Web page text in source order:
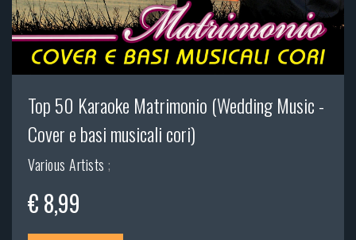
Top 50 Karaoke Matrimonio (Wedding Music -
Cover e basi musicali cori)
Various Artists ;
€ 8,99